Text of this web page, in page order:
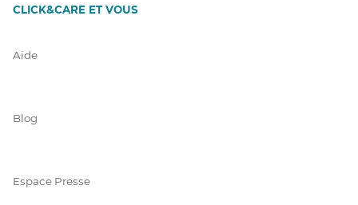
CLICK&CARE ET VOUS
Aide
Blog
Espace Presse